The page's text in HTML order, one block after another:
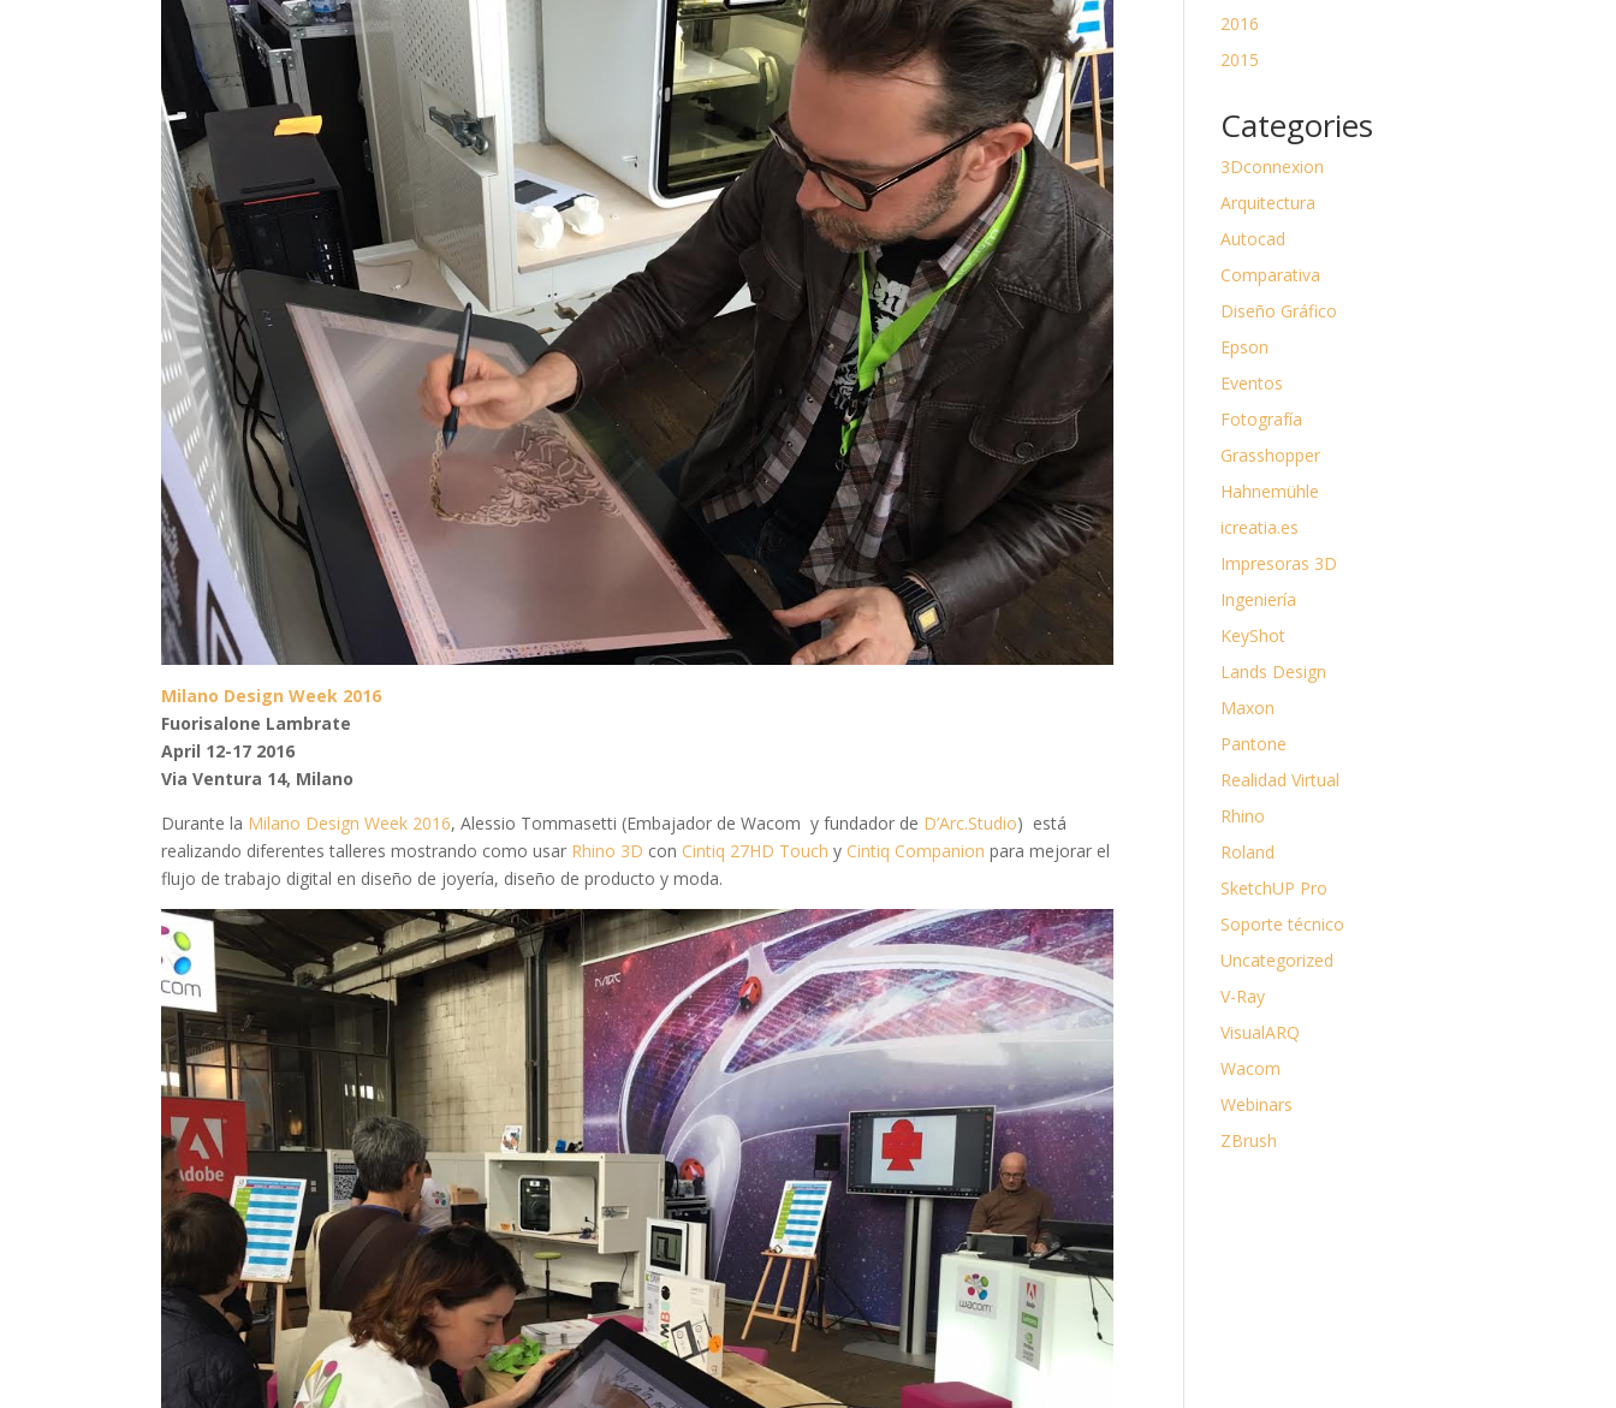
Milano Design Week 2016
Fuorisalone Lambrate
April 12-17 2016
Via Ventura 14, Milano
Durante la Milano Design Week 2016, Alessio Tommasetti (Embajador de Wacom y fundador de D’Arc.Studio) está
realizando diferentes talleres mostrando como usar Rhino 3D con Cintiq 27HD Touch y Cintiq Companion para mejorar el
flujo de trabajo digital en diseño de joyería, diseño de producto y moda.
2016
2015
Categories
3Dconnexion
Arquitectura
Autocad
Comparativa
Diseño Gráfico
Epson
Eventos
Fotografía
Grasshopper
Hahnemühle
icreatia.es
Impresoras 3D
Ingeniería
KeyShot
Lands Design
Maxon
Pantone
Realidad Virtual
Rhino
Roland
SketchUP Pro
Soporte técnico
Uncategorized
V-Ray
VisualARQ
Wacom
Webinars
ZBrush